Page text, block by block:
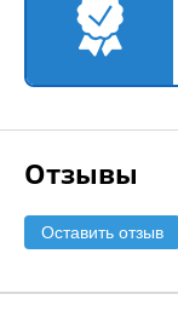
Отзывы
Оставить отзыв